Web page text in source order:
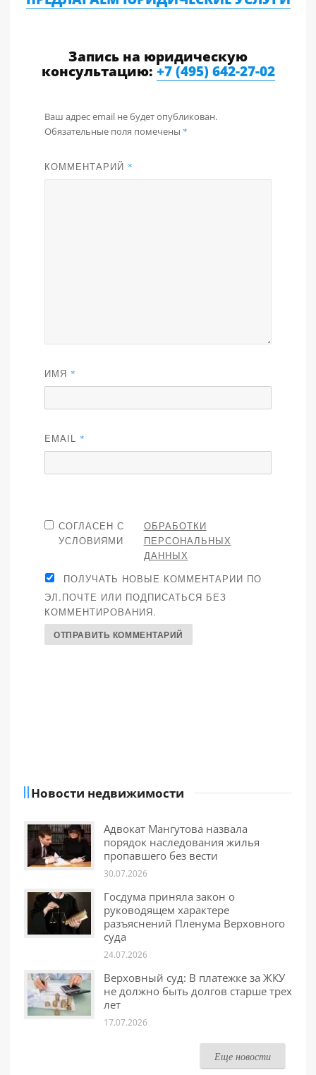
Запись на юридическую
консультацию: +7 (495) 642-27-02
Ваш адрес email не будет опубликован.
Обязательные поля помечены *
КОММЕНТАРИЙ *
ИМЯ *
EMAIL *
СОГЛАСЕН С
УСЛОВИЯМИ
ОБРАБОТКИ
ПЕРСОНАЛЬНЫХ
ДАННЫХ
ПОЛУЧАТЬ НОВЫЕ КОММЕНТАРИИ ПО
ЭЛ.ПОЧТЕ ИЛИ ПОДПИСАТЬСЯ БЕЗ
КОММЕНТИРОВАНИЯ.
Новости недвижимости
Адвокат Мангутова назвала
порядок наследования жилья
пропавшего без вести
30.07.2026
Госдума приняла закон о
руководящем характере
разъяснений Пленума Верховного
суда
24.07.2026
Верховный суд: В платежке за ЖКУ
не должно быть долгов старше трех
лет
17.07.2026
Еще новости